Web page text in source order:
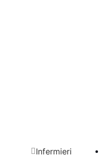
Infermieri